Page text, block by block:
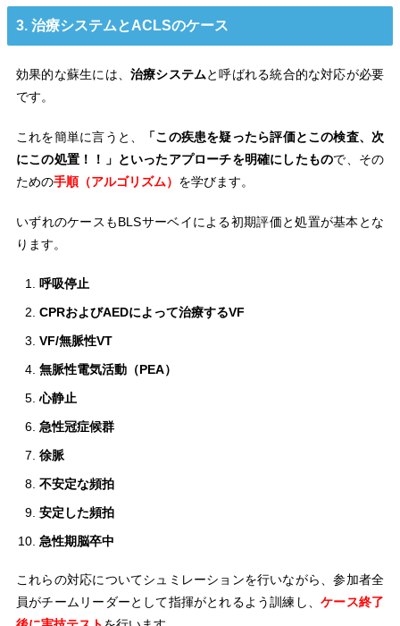
3. 治療システムとACLSのケース
効果的な蘇生には、 治療システムと呼ばれる統合的な対応が必要
です。
これを簡単に言うと、
「この疾患を疑ったら評価とこの検査、次
にこの処置！！」といったアプローチを明確にしたもので、その
ための手順（アルゴリズム） を学びます。
いずれのケースもBLSサーベイによる初期評価と処置が基本とな
ります。
呼吸停止
CPRおよびAEDによって治療するVF
VF/無脈性VT
無脈性電気活動（PEA）
心静止
急性冠症候群
徐脈
不安定な頻拍
安定した頻拍
急性期脳卒中
これらの対応についてシュミレーションを行いながら、参加者全
員がチームリーダーとして指揮がとれるよう訓練し、ケース終了